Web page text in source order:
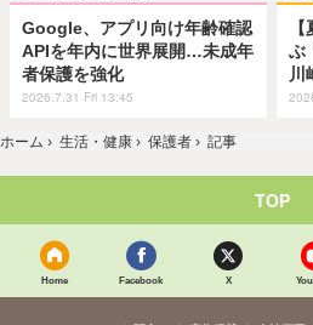
Google、アプリ向け年齢確認
APIを年内に世界展開…未成年
者保護を強化
2026.7.31 Fri 13:45
ぶ
川
ホーム › 生活・健康 › 保護者 › 記事
TOP
Home Facebook X